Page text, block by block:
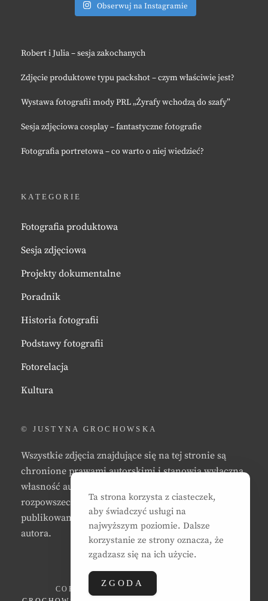
Obserwuj na Instagramie
Robert i Julia – sesja zakochanych
Zdjęcie produktowe typu packshot – czym właściwie jest?
Wystawa fotografii mody PRL „Żyrafy wchodzą do szafy”
Sesja zdjęciowa cosplay – fantastyczne fotografie
Fotografia portretowa – co warto o niej wiedzieć?
KATEGORIE
Fotografia produktowa
Sesja zdjęciowa
Projekty dokumentalne
Poradnik
Historia fotografii
Podstawy fotografii
Fotorelacja
Kultura
© JUSTYNA GROCHOWSKA
Wszystkie zdjęcia znajdujące się na tej stronie są
chronione prawami autorskimi i stanowią wyłączną
własność autora strony. Zabrania się kopiowania,
rozpowszechniania, reprodukowania,
publikowania, i/lub modyfikowania zdjęć bez zgody
autora.
COPYRIGHT © 2026
Ta strona korzysta z ciasteczek,
aby świadczyć usługi na
najwyższym poziomie. Dalsze
korzystanie ze strony oznacza, że
zgadzasz się na ich użycie.
ZGODA